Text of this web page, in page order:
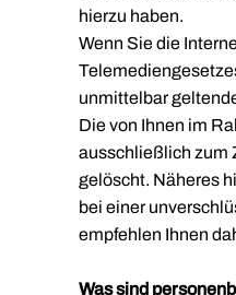
hierzu haben.
Wenn Sie die
unmittelbar
Die von Ihnen im
ausschließlich zum
gelöscht. Näheres
bei einer
empfehlen Ihnen
Was sind